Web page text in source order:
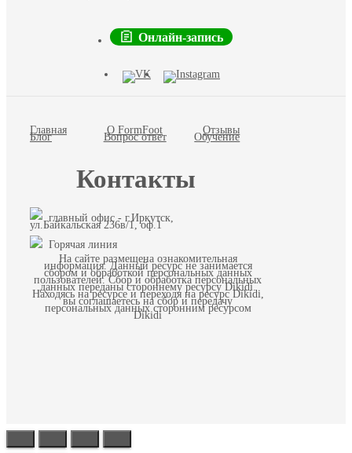
Онлайн-запись
Главная О FormFoot Отзывы
Блог Вопрос ответ Обучение
Контакты
главный офис - г.Иркутск,
ул.Байкальская 236в/1, оф.1
Горячая линия
На сайте размещена ознакомительная
информация. Данный ресурс не занимается
сбором и обработкой персональных данных
пользователей. Сбор и обработка персональных
данных переданы стороннему ресурсу Dikidi.
Находясь на ресурсе и переходя на ресурс Dikidi,
вы соглашаетесь на сбор и передачу
персональных данных сторонним ресурсом
Dikidi